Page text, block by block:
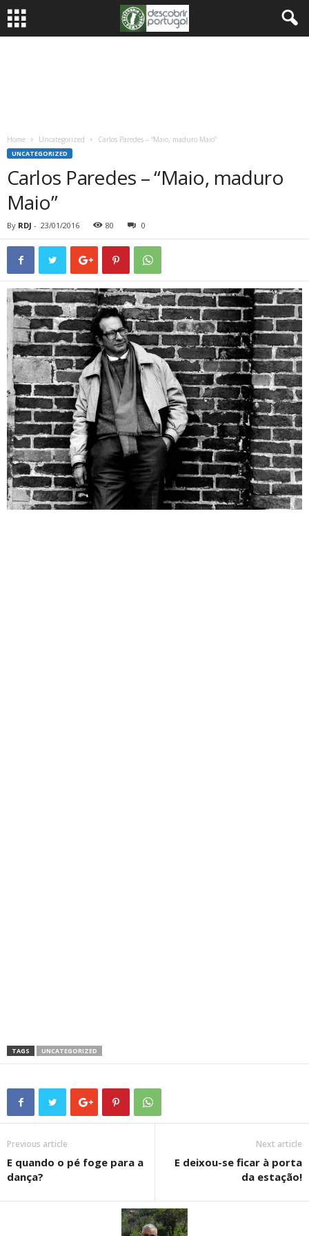
Home Uncategorized Carlos Paredes – “Maio, maduro Maio”
UNCATEGORIZED
Carlos Paredes – “Maio, maduro
Maio”
By RDJ - 23/01/2016 80 0
TAGS UNCATEGORIZED
Previous article
E quando o pé foge para a
dança?
Next article
E deixou-se ficar à porta
da estação!